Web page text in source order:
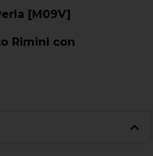
[M09V]
Rimini con